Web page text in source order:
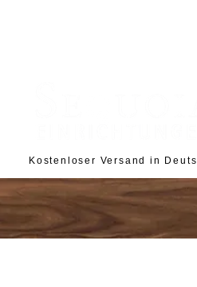
Kostenloser Versand in